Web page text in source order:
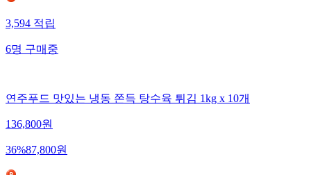
3,594적립
6명구매중
연주푸드 맛있는 냉동 쫀득 탕수육 튀김 1kg x 10개
136,800원
36%87,800원